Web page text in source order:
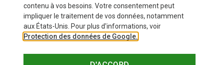
contenu à vos besoins. Votre consentement peut
impliquer le traitement de vos données, notamment
aux États-Unis. Pour plus d'informations, voir
Protection des données de Google.